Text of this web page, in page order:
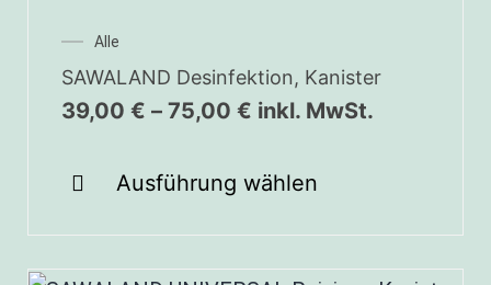
Alle
SAWALAND Desinfektion, Kanister
39,00 € – 75,00 € inkl. MwSt.
Ausführung wählen